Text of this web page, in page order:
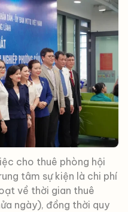
cho thuê phòng hội
tâm sự kiện là chi phí
về thời gian thuê
ngày), đồng thời quy